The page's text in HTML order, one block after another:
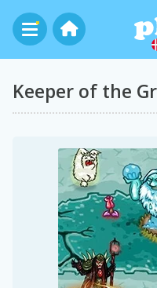
Keeper of the